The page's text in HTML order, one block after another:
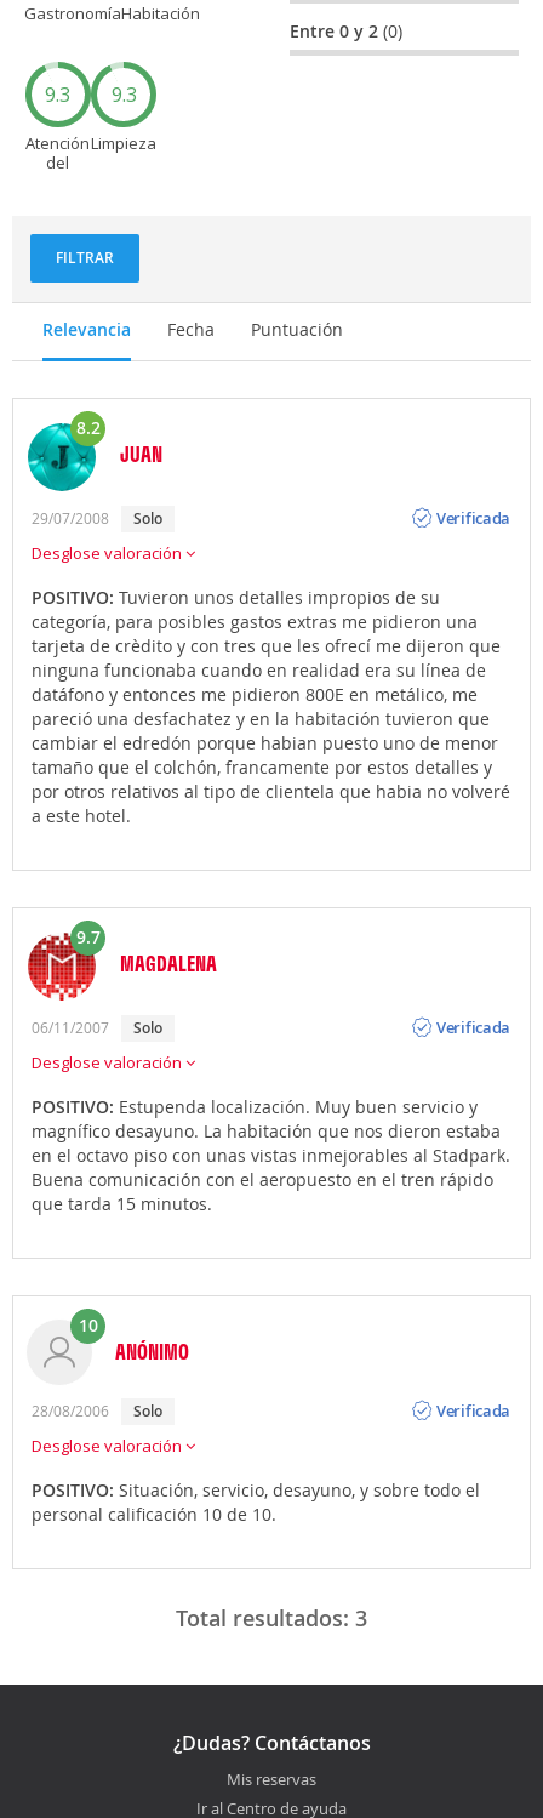
GastronomíaHabitación
9.3
Atención
del
9.3
Limpieza
Entre 0 y 2(0)
FILTRAR
Relevancia Fecha Puntuación
8.2
JUAN
29/07/2008 solo
Verificada
Desglose valoración
POSITIVO: Tuvieron unos detalles impropios de su
categoría, para posibles gastos extras me pidieron una
tarjeta de crèdito y con tres que les ofrecí me dijeron que
ninguna funcionaba cuando en realidad era su línea de
datáfono y entonces me pidieron 800E en metálico, me
pareció una desfachatez y en la habitación tuvieron que
cambiar el edredón porque habian puesto uno de menor
tamaño que el colchón, francamente por estos detalles y
por otros relativos al tipo de clientela que habia no volveré
a este hotel.
9.7
MAGDALENA
06/11/2007 solo
Verificada
Desglose valoración
POSITIVO: Estupenda localización. Muy buen servicio y
magnífico desayuno. La habitación que nos dieron estaba
en el octavo piso con unas vistas inmejorables al Stadpark.
Buena comunicación con el aeropuesto en el tren rápido
que tarda 15 minutos.
10
ANÓNIMO
28/08/2006 solo
Verificada
Desglose valoración
POSITIVO: Situación, servicio, desayuno, y sobre todo el
personal calificación 10 de 10.
Total resultados: 3
¿Dudas? Contáctanos
Mis reservas
Ir al Centro de ayuda